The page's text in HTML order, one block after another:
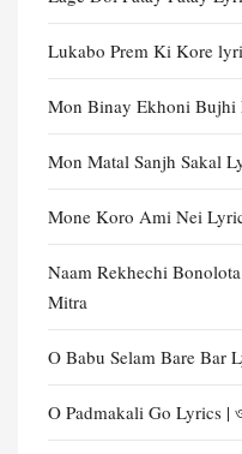
Lukabo Prem Ki Kore
Mon Binay Ekhoni Bujhi
Mon Matal Sanjh Sakal
Mone Koro Ami Nei
Naam Rekhechi Bonolota
Mitra
O Babu Selam Bare Bar
O Padmakali Go Lyrics |